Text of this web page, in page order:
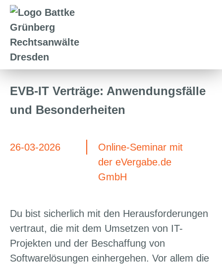
EVB-IT Verträge: Anwendungsfälle
und Besonderheiten
26-03-2026
Online-Seminar mit
der eVergabe.de
GmbH
Du bist sicherlich mit den Herausforderungen
vertraut, die mit dem Umsetzen von IT-
Projekten und der Beschaffung von
Softwarelösungen einhergehen. Vor allem die